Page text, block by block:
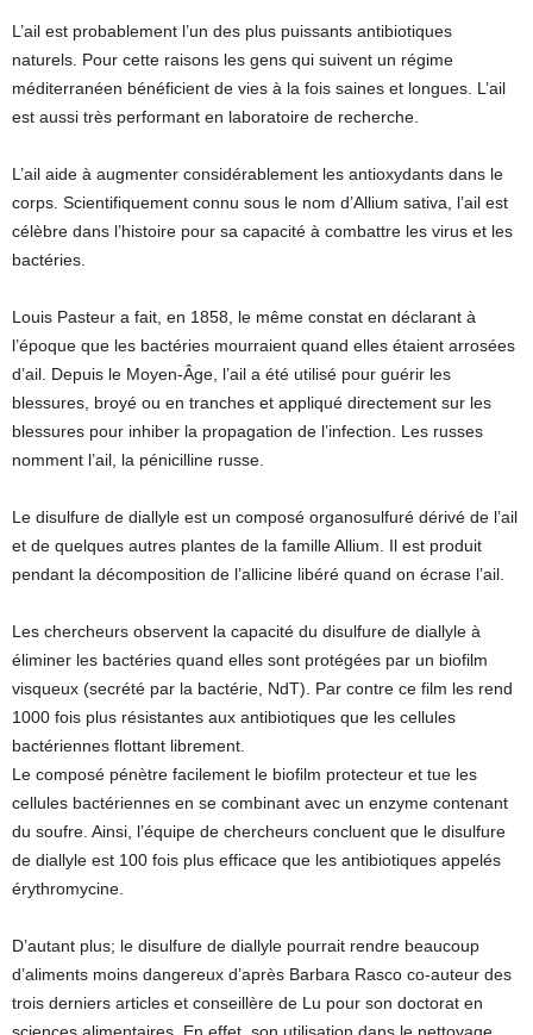
L’ail est probablement l’un des plus puissants antibiotiques
naturels. Pour cette raisons les gens qui suivent un régime
méditerranéen bénéficient de vies à la fois saines et longues. L’ail
est aussi très performant en laboratoire de recherche.
L’ail aide à augmenter considérablement les antioxydants dans le
corps. Scientifiquement connu sous le nom d’Allium sativa, l’ail est
célèbre dans l’histoire pour sa capacité à combattre les virus et les
bactéries.
Louis Pasteur a fait, en 1858, le même constat en déclarant à
l’époque que les bactéries mourraient quand elles étaient arrosées
d’ail. Depuis le Moyen-Âge, l’ail a été utilisé pour guérir les
blessures, broyé ou en tranches et appliqué directement sur les
blessures pour inhiber la propagation de l’infection. Les russes
nomment l’ail, la pénicilline russe.
Le disulfure de diallyle est un composé organosulfuré dérivé de l’ail
et de quelques autres plantes de la famille Allium. Il est produit
pendant la décomposition de l’allicine libéré quand on écrase l’ail.
Les chercheurs observent la capacité du disulfure de diallyle à
éliminer les bactéries quand elles sont protégées par un biofilm
visqueux (secrété par la bactérie, NdT). Par contre ce film les rend
1000 fois plus résistantes aux antibiotiques que les cellules
bactériennes flottant librement.
Le composé pénètre facilement le biofilm protecteur et tue les
cellules bactériennes en se combinant avec un enzyme contenant
du soufre. Ainsi, l’équipe de chercheurs concluent que le disulfure
de diallyle est 100 fois plus efficace que les antibiotiques appelés
érythromycine.
D’autant plus; le disulfure de diallyle pourrait rendre beaucoup
d’aliments moins dangereux d’après Barbara Rasco co-auteur des
trois derniers articles et conseillère de Lu pour son doctorat en
sciences alimentaires. En effet, son utilisation dans le nettoyage